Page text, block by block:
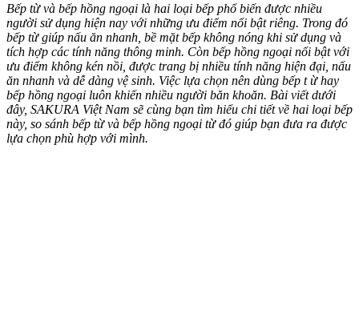
Bếp từ và bếp hồng ngoại là hai loại bếp phổ biến được nhiều
người sử dụng hiện nay với những ưu điểm nổi bật riêng. Trong đó
bếp từ giúp nấu ăn nhanh, bề mặt bếp không nóng khi sử dụng và
tích hợp các tính năng thông minh. Còn bếp hồng ngoại nổi bật với
ưu điểm không kén nồi, được trang bị nhiều tính năng hiện đại, nấu
ăn nhanh và dễ dàng vệ sinh. Việc lựa chọn nên dùng bếp t ừ hay
bếp hồng ngoại luôn khiến nhiều người băn khoăn. Bài viết dưới
đây, SAKURA Việt Nam sẽ cùng bạn tìm hiểu chi tiết về hai loại bếp
này, so sánh bếp từ và bếp hồng ngoại từ đó giúp bạn đưa ra được
lựa chọn phù hợp với mình.